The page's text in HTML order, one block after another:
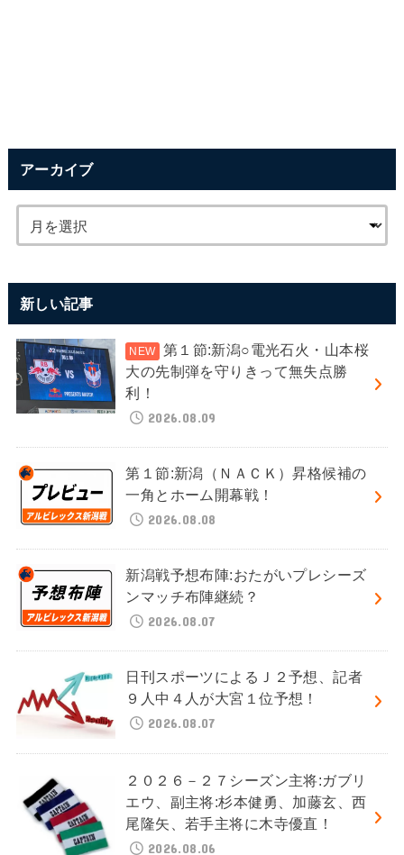
アーカイブ
新しい記事
第１節:新潟○電光石火・山本桜
大の先制弾を守りきって無失点勝
利！
2026.08.09
第１節:新潟（ＮＡＣＫ）昇格候補の
一角とホーム開幕戦！
2026.08.08
新潟戦予想布陣:おたがいプレシーズ
ンマッチ布陣継続？
2026.08.07
日刊スポーツによるＪ２予想、記者
９人中４人が大宮１位予想！
2026.08.07
２０２６－２７シーズン主将:ガブリ
エウ、副主将:杉本健勇、加藤玄、西
尾隆矢、若手主将に木寺優直！
2026.08.06